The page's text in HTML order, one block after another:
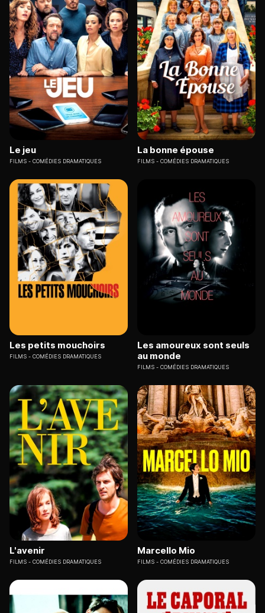
Le jeu
FILMS COMÉDIES DRAMATIQUES
La bonne épouse
FILMS COMÉDIES DRAMATIQUES
Les petits mouchoirs
FILMS COMÉDIES DRAMATIQUES
Les amoureux sont seuls
au monde
FILMS COMÉDIES DRAMATIQUES
L'avenir
FILMS COMÉDIES DRAMATIQUES
Marcello Mio
FILMS COMÉDIES DRAMATIQUES